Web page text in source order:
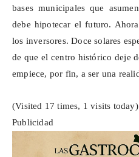
bases municipales que
debe hipotecar el futuro.
los inversores. Doce solares
de que el centro histórico deje
empiece, por fin, a ser una
(Visited 17 times, 1 visits today)
Publicidad